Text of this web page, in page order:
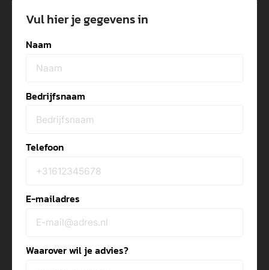
Vul hier je gegevens in
Naam
Bedrijfsnaam
Telefoon
E-mailadres
Waarover wil je advies?